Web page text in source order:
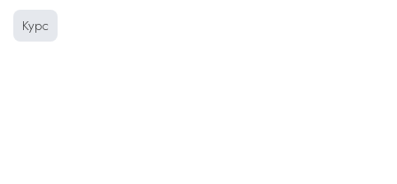
Курс